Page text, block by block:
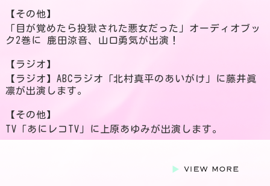
【その他】
「目が覚めたら投獄された悪女だった」オーディオブッ
ク2巻に 鹿田涼音、山口勇気が出演！
【ラジオ】
【ラジオ】ABCラジオ「北村真平のあいがけ」に藤井眞
凛が出演します。
【その他】
TV「あにレコTV」に上原あゆみが出演します。